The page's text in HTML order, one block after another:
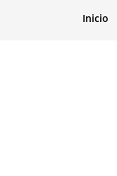
Inicio